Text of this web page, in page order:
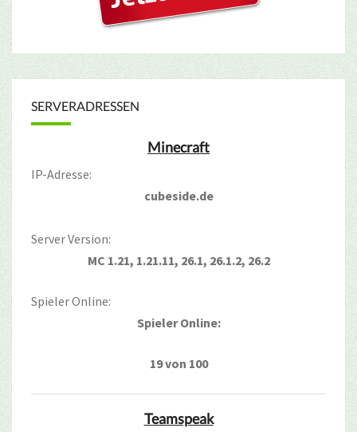
SERVERADRESSEN
Minecraft
IP-Adresse:
cubeside.de
Server Version:
MC 1.21, 1.21.11, 26.1, 26.1.2, 26.2
Spieler Online:
Spieler Online:
19 von 100
Teamspeak